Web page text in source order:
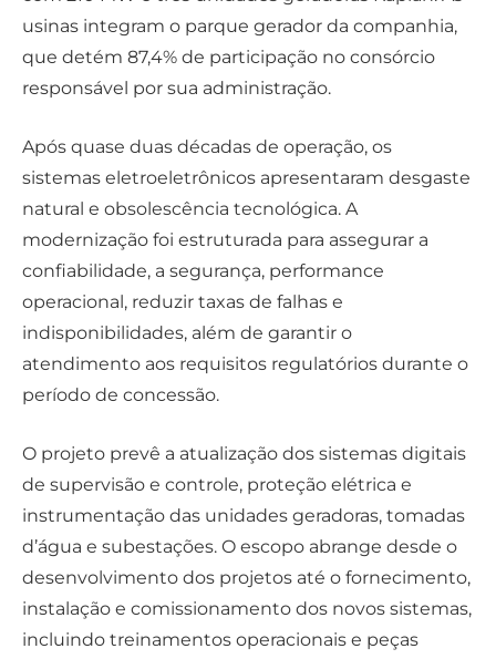
usinas integram o parque gerador da companhia,
que detém 87,4% de participação no consórcio
responsável por sua administração.
Após quase duas décadas de operação, os
sistemas eletroeletrônicos apresentaram desgaste
natural e obsolescência tecnológica. A
modernização foi estruturada para assegurar a
confiabilidade, a segurança, performance
operacional, reduzir taxas de falhas e
indisponibilidades, além de garantir o
atendimento aos requisitos regulatórios durante o
período de concessão.
O projeto prevê a atualização dos sistemas digitais
de supervisão e controle, proteção elétrica e
instrumentação das unidades geradoras, tomadas
d’água e subestações. O escopo abrange desde o
desenvolvimento dos projetos até o fornecimento,
instalação e comissionamento dos novos sistemas,
incluindo treinamentos operacionais e peças